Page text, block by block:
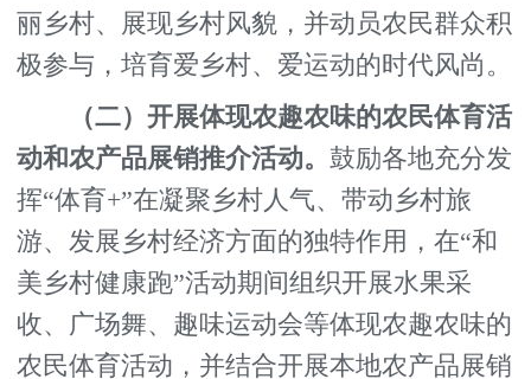
丽乡村、展现乡村风貌，并动员农民群众积
极参与，培育爱乡村、爱运动的时代风尚。
（二）开展体现农趣农味的农民体育活
动和农产品展销推介活动。鼓励各地充分发
挥“体育+”在凝聚乡村人气、带动乡村旅
游、发展乡村经济方面的独特作用，在“和
美乡村健康跑”活动期间组织开展水果采
收、广场舞、趣味运动会等体现农趣农味的
农民体育活动，并结合开展本地农产品展销